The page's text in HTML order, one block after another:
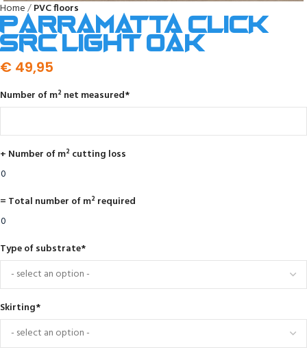
Home PVC floors
Parramatta click
SRC light oak
€ 49,95
Number of m² net measured*
+ Number of m² cutting loss
= Total number of m² required
Type of substrate*
Skirting*